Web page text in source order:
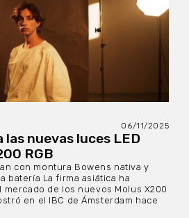
06/11/2025
nuevas luces LED
RGB
con montura Bowens nativa y
batería La firma asiática ha
mercado de los nuevos Molus X200
en el IBC de Ámsterdam hace